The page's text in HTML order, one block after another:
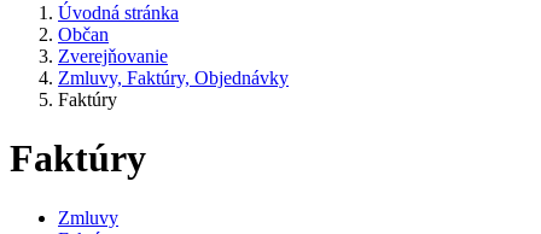
Úvodná stránka
Občan
Zverejňovanie
Zmluvy, Faktúry, Objednávky
Faktúry
Faktúry
Zmluvy